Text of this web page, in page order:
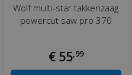
Wolf multi-star takkenzaag
powercut saw pro 370
€ 55,99